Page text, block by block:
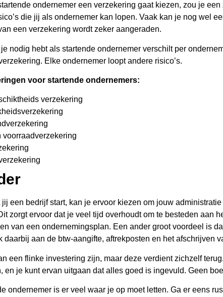
ondernemer een verzekering gaat kiezen, zou je
die jij als ondernemer kan lopen. Vaak kan je nog wel
een verzekering wordt zeker aangeraden.
nodig hebt als startende ondernemer verschilt per
Elke ondernemer loopt andere risico’s.
voor startende ondernemers:
verzekering
voorraadverzekering
jij een bedrijf start, kan je ervoor kiezen om jouw
zorgt ervoor dat je veel tijd overhoudt om te besteden aan
van een ondernemingsplan. Een ander groot voordeel is
daarbij aan de btw-aangifte, aftrekposten en het afschrijven
een flinke investering zijn, maar deze verdient zichzelf
en je kunt ervan uitgaan dat alles goed is ingevuld. Geen
ondernemer is er veel waar je op moet letten. Ga er eens